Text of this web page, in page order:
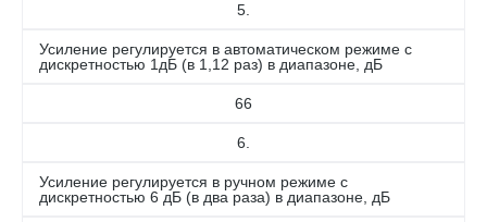
5.
Усиление регулируется в автоматическом режиме с
дискретностью 1дБ (в 1,12 раз) в диапазоне, дБ
66
6.
Усиление регулируется в ручном режиме с
дискретностью 6 дБ (в два раза) в диапазоне, дБ